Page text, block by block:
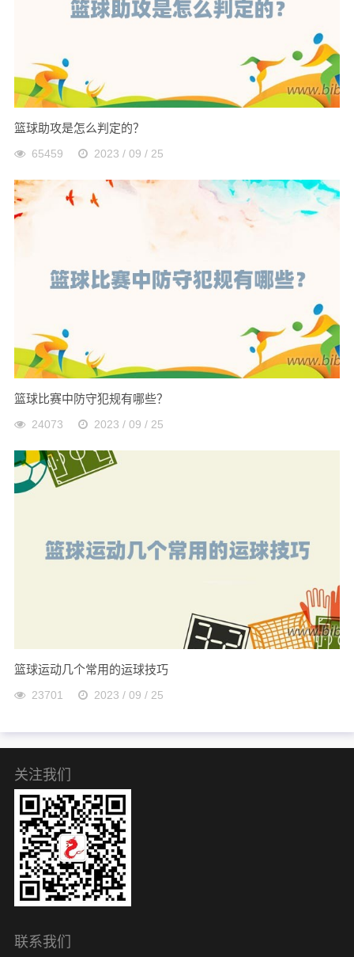
篮球助攻是怎么判定的？
65459 2023 / 09 / 25
篮球比赛中防守犯规有哪些？
24073 2023 / 09 / 25
篮球运动几个常用的运球技巧
23701 2023 / 09 / 25
关注我们
联系我们